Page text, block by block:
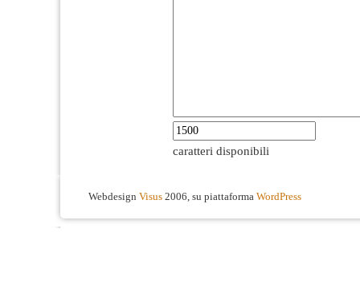
caratteri disponibili
Webdesign Visus 2006, su piattaforma WordPress